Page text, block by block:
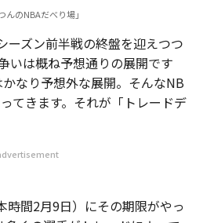
んのNBAだべり場」
ーズン前半戦の終盤を迎えつつ
いは概ね予想通りの展開です
なり予想外な展開。そんなNB
てきます。それが「トレードデ
時間2月9日）にその期限がやっ